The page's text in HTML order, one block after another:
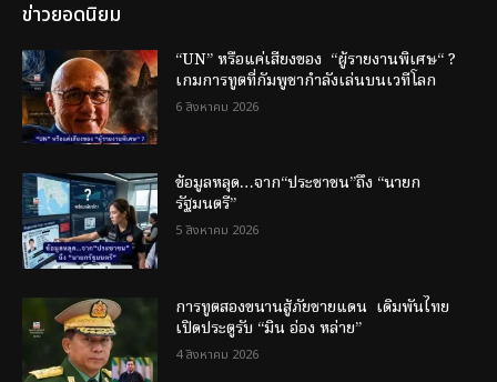
ข่าวยอดนิยม
“UN” หรือแค่เสียงของ “ผู้รายงานพิเศษ“ ?
เกมการทูตที่กัมพูชากำลังเล่นบนเวทีโลก
6 สิงหาคม 2026
ข้อมูลหลุด…จาก“ประชาชน”ถึง “นายก
รัฐมนตรี”
5 สิงหาคม 2026
การทูตสองขนานสู้ภัยชายแดน เดิมพันไทย
เปิดประตูรับ “มิน อ่อง หล่าย”
4 สิงหาคม 2026